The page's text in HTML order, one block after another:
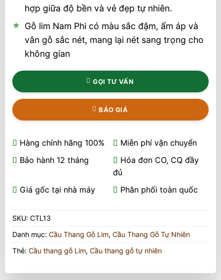
hợp giữa độ bền và vẻ đẹp tự nhiên.
Gỗ lim Nam Phi có màu sắc đậm, ấm áp và
vân gỗ sắc nét, mang lại nét sang trọng cho
không gian
GỌI TƯ VẤN
BÁO GIÁ
Hàng chính hãng 100%
Miễn phí vận chuyển
Bảo hành 12 tháng
Hóa đơn CO, CQ đầy
đủ
Giá gốc tại nhà máy
Phân phối toàn quốc
SKU: CTL13
Danh mục: Cầu Thang Gỗ Lim, Cầu Thang Gỗ Tự Nhiên
Thẻ: Cầu thang gỗ Lim, Cầu thang gỗ tự nhiên